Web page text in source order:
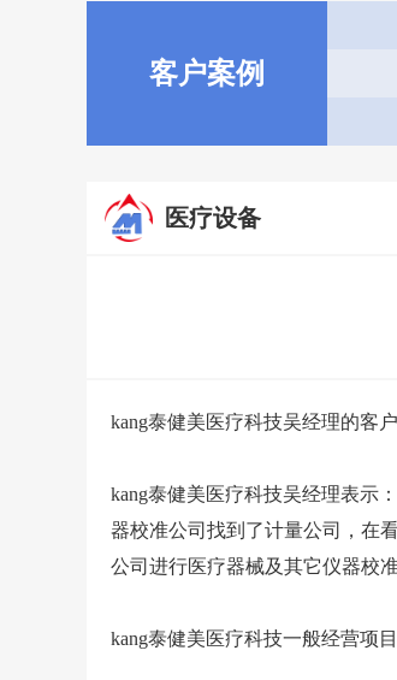
客户案例
医疗设备
kang泰健美医疗科技吴经理的客户
kang泰健美医疗科技吴经理表示
器校准公司 找到了计量公司，在
公司进行医疗器械及其它仪器校准
kang泰健美医疗科技一般经营项